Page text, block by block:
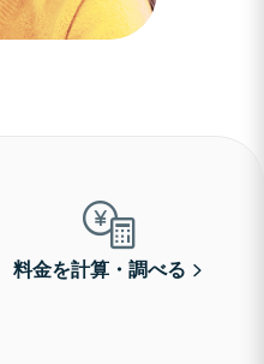
料金を計算・調べる